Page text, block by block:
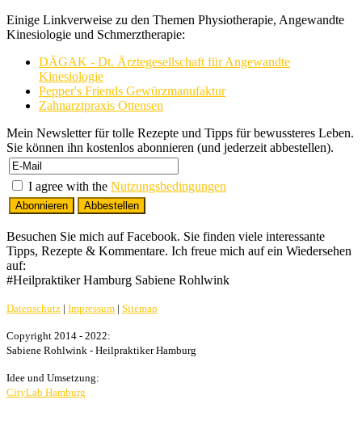
Einige Linkverweise zu den Themen Physiotherapie, Angewandte
Kinesiologie und Schmerztherapie:
DÄGAK - Dt. Ärztegesellschaft für Angewandte
Kinesiologie
Pepper's Friends Gewürzmanufaktur
Zahnarztpraxis Ottensen
Mein Newsletter für tolle Rezepte und Tipps für bewussteres Leben.
Sie können ihn kostenlos abonnieren (und jederzeit abbestellen).
I agree with the Nutzungsbedingungen
Besuchen Sie mich auf Facebook. Sie finden viele interessante
Tipps, Rezepte & Kommentare. Ich freue mich auf ein Wiedersehen
auf:
#Heilpraktiker Hamburg Sabiene Rohlwink
Datenschutz | Impressum | Sitemap
Copyright 2014 - 2022:
Sabiene Rohlwink - Heilpraktiker Hamburg
Idee und Umsetzung:
CityLab Hamburg